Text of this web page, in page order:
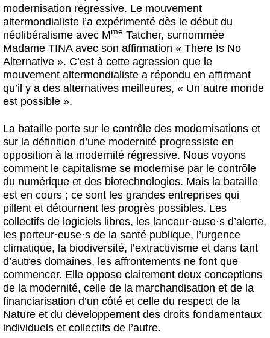
modernisation régressive. Le mouvement
altermondialiste l’a expérimenté dès le début du
néolibéralisme avec Mme Tatcher, surnommée
Madame TINA avec son affirmation « There Is No
Alternative ». C’est à cette agression que le
mouvement altermondialiste a répondu en affirmant
qu’il y a des alternatives meilleures, « Un autre monde
est possible ».
La bataille porte sur le contrôle des modernisations et
sur la définition d’une modernité progressiste en
opposition à la modernité régressive. Nous voyons
comment le capitalisme se modernise par le contrôle
du numérique et des biotechnologies. Mais la bataille
est en cours ; ce sont les grandes entreprises qui
pillent et détournent les progrès possibles. Les
collectifs de logiciels libres, les lanceur·euse·s d’alerte,
les porteur·euse·s de la santé publique, l’urgence
climatique, la biodiversité, l’extractivisme et dans tant
d’autres domaines, les affrontements ne font que
commencer. Elle oppose clairement deux conceptions
de la modernité, celle de la marchandisation et de la
financiarisation d’un côté et celle du respect de la
Nature et du développement des droits fondamentaux
individuels et collectifs de l’autre.